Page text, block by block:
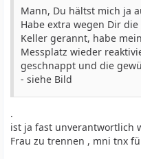
Mann, Du hältst mich ja
Habe extra wegen Dir
Keller gerannt, habe
Messplatz wieder
geschnappt und die
- siehe Bild
.
ist ja fast unverantwortlich
Frau zu trennen , mni tnx